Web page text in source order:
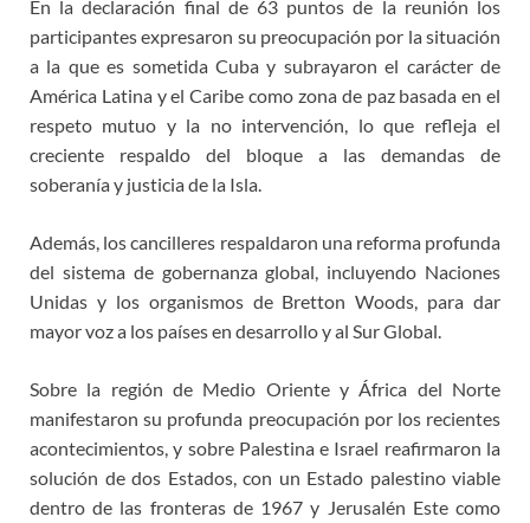
En la declaración final de 63 puntos de la reunión los
participantes expresaron su preocupación por la situación
a la que es sometida Cuba y subrayaron el carácter de
América Latina y el Caribe como zona de paz basada en el
respeto mutuo y la no intervención, lo que refleja el
creciente respaldo del bloque a las demandas de
soberanía y justicia de la Isla.
Además, los cancilleres respaldaron una reforma profunda
del sistema de gobernanza global, incluyendo Naciones
Unidas y los organismos de Bretton Woods, para dar
mayor voz a los países en desarrollo y al Sur Global.
Sobre la región de Medio Oriente y África del Norte
manifestaron su profunda preocupación por los recientes
acontecimientos, y sobre Palestina e Israel reafirmaron la
solución de dos Estados, con un Estado palestino viable
dentro de las fronteras de 1967 y Jerusalén Este como